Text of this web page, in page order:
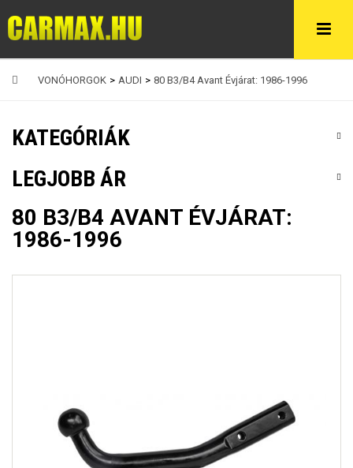
VONÓHORGOK > AUDI > 80 B3/B4 Avant Évjárat: 1986-1996
KATEGÓRIÁK
LEGJOBB ÁR
80 B3/B4 AVANT ÉVJÁRAT:
1986-1996